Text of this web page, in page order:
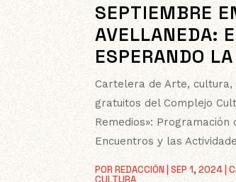
SEPTIEMBRE
AVELLANEDA:
ESPERANDO
PORREDACCIÓN |SEP 1, 2024 |
Cartelera de Arte,
gratuitos del Complejo
Remedios»:
Encuentros y las